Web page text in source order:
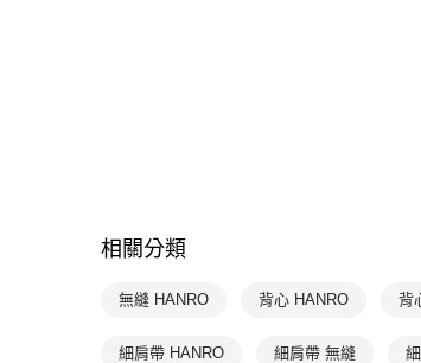
相關分類
無縫 HANRO 背心 HANRO 背
細肩帶 HANRO 細肩帶 無縫